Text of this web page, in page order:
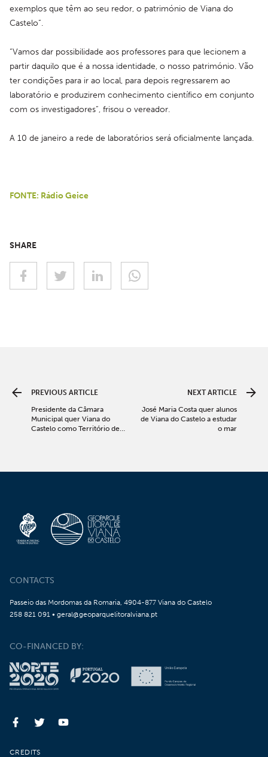
exemplos que têm ao seu redor, o património de Viana do
Castelo”.
“Vamos dar possibilidade aos professores para que lecionem a
partir daquilo que é a nossa identidade, o nosso património. Vão
ter condições para ir ao local, para depois regressarem ao
laboratório e produzirem conhecimento científico em conjunto
com os investigadores”, frisou o vereador.
A 10 de janeiro a rede de laboratórios será oficialmente lançada.
FONTE: Rádio Geice
SHARE
PREVIOUS ARTICLE
Presidente da Câmara
Municipal quer Viana do
Castelo como Território de
NEXT ARTICLE
José Maria Costa quer alunos
de Viana do Castelo a estudar
o mar
CONTACTS
Passeio das Mordomas da Romaria, 4904-877 Viana do Castelo
258 821 091 • geral@geoparquelitoralviana.pt
CO-FINANCED BY:
CREDITS